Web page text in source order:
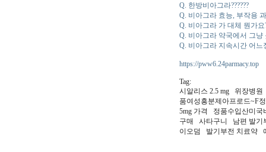
Q. 한방비아그라??????
Q. 비아그라 효능, 부작용
Q. 비아그라 가 대체 뭔가요
Q. 비아그라 약국에서 그냥
Q. 비아그라 지속시간 어느
https://pww6.24parmacy.top
Tag:
시알리스 2.5 mg 위장병
품여성흥분제아프로드
5mg 가격 정품수입산미
구매 사타구니 남편 발
이오덤 발기부전 치료약